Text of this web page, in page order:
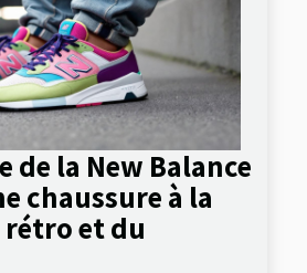
de la New Balance
chaussure à la
rétro et du